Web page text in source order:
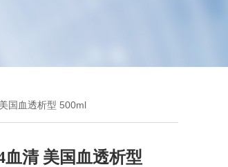
国血透析型 500ml
血清 美国血透析型